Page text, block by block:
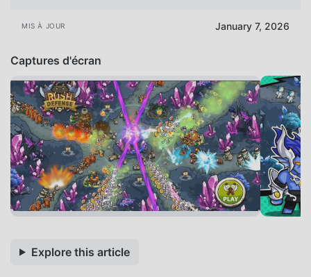
MIS À JOUR January 7, 2026
Captures d'écran
Explore this article